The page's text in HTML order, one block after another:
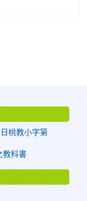
桃教小字第
教科書